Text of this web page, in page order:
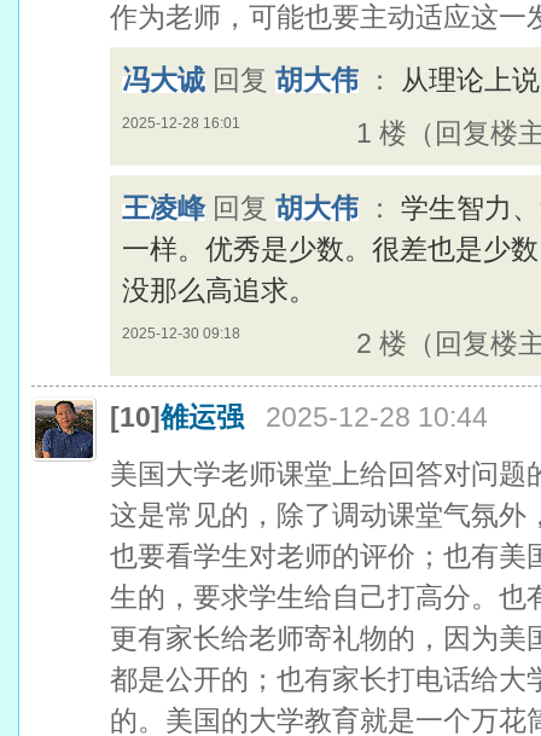
作为老师，可能也要主动适应这一
冯大诚 回复 胡大伟 ： 从理论上
2025-12-28 16:01 1 楼（回复楼
王凌峰回复 胡大伟 ： 学生智力
一样。优秀是少数。很差也是少
没那么高追求。
2025-12-30 09:18 2 楼（回复楼
[10]雒运强
2025-12-28 10:44
美国大学老师课堂上给回答对问
这是常见的，除了调动课堂气氛
也要看学生对老师的评价；也有
生的，要求学生给自己打高分。
更有家长给老师寄礼物的，因为
都是公开的；也有家长打电话给大
的。美国的大学教育就是一个万